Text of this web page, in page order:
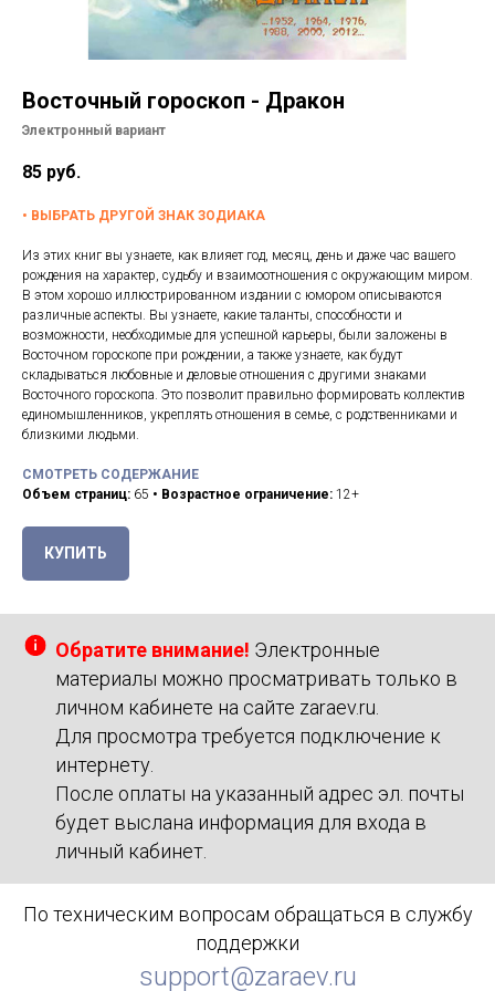
Подписки
Помощь
Восточный гороскоп - Дракон
Электронный вариант
85 руб.
• ВЫБРАТЬ ДРУГОЙ ЗНАК ЗОДИАКА
Из этих книг вы узнаете, как влияет год, месяц, день и даже час вашего
рождения на характер, судьбу и взаимоотношения с окружающим миром.
В этом хорошо иллюстрированном издании с юмором описываются
различные аспекты. Вы узнаете, какие таланты, способности и
возможности, необходимые для успешной карьеры, были заложены в
Восточном гороскопе при рождении, а также узнаете, как будут
складываться любовные и деловые отношения с другими знаками
Восточного гороскопа. Это позволит правильно формировать коллектив
единомышленников, укреплять отношения в семье, с родственниками и
близкими людьми.
СМОТРЕТЬ СОДЕРЖАНИЕ
Объем страниц: 65 • Возрастное ограничение: 12+
КУПИТЬ
Обратите внимание! Электронные
материалы можно просматривать только в
личном кабинете на сайте zaraev.ru.
Для просмотра требуется подключение к
интернету.
После оплаты на указанный адрес эл. почты
будет выслана информация для входа в
личный кабинет.
По техническим вопросам обращаться в службу
поддержки
support@zaraev.ru